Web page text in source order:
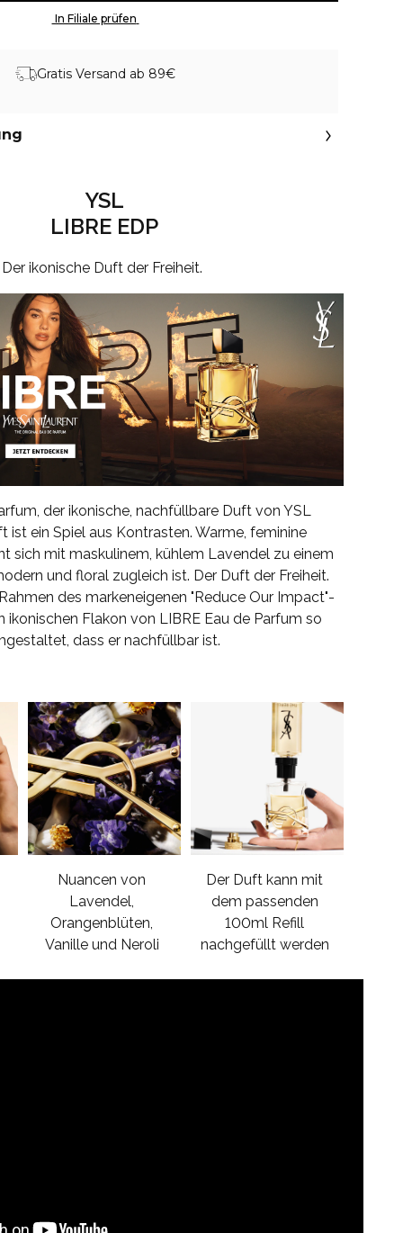
Gratis Versand ab 89€
YSL
LIBRE EDP
Der ikonische Duft der Freiheit.
der ikonische, nachfüllbare Duft von YSL
ist ein Spiel aus Kontrasten. Warme, feminine
sich mit maskulinem, kühlem Lavendel zu einem
und floral zugleich ist. Der Duft der Freiheit.
des markeneigenen "Reduce Our Impact"-
ikonischen Flakon von LIBRE Eau de Parfum so
dass er nachfüllbar ist.
Nuancen von
Lavendel,
Orangenblüten,
Vanille und Neroli
Der Duft kann mit
dem passenden
100ml Refill
nachgefüllt werden